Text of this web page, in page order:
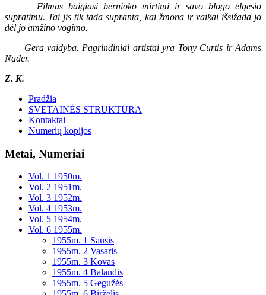
Filmas baigiasi bernioko mirtimi ir savo blogo elgesio
supratimu. Tai jis tik tada supranta, kai žmona ir vaikai išsižada jo
dėl jo amžino vogimo.
Gera vaidyba. Pagrindiniai artistai yra Tony Curtis ir Adams
Nader.
Z. K.
Pradžia
SVETAINĖS STRUKTŪRA
Kontaktai
Numerių kopijos
Metai, Numeriai
Vol. 1 1950m.
Vol. 2 1951m.
Vol. 3 1952m.
Vol. 4 1953m.
Vol. 5 1954m.
Vol. 6 1955m.
1955m. 1 Sausis
1955m. 2 Vasaris
1955m. 3 Kovas
1955m. 4 Balandis
1955m. 5 Gegužės